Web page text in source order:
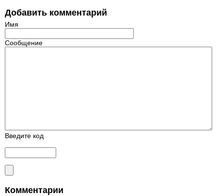
Добавить комментарий
Имя
Сообщение
Введите код
Комментарии